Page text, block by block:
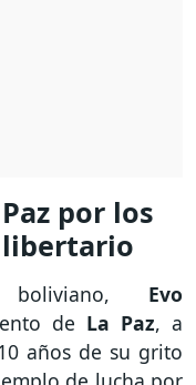
por los
libertario
Evo
de La Paz, a
años de su grito